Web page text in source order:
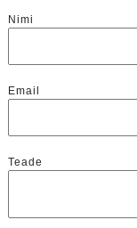
Nimi
Email
Teade